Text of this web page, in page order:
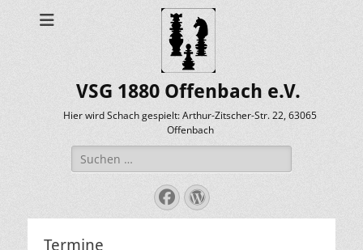
VSG 1880 Offenbach e.V.
Hier wird Schach gespielt: Arthur-Zitscher-Str. 22, 63065
Offenbach
Suche
nach:
Facebook
WordPress
Termine